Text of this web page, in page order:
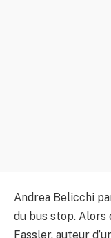
Andrea Belicchi
du bus stop. Alors
Fassler, auteur